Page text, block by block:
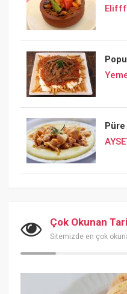
Elifff
Püre
Çok Okunan
Sitemizde en çok